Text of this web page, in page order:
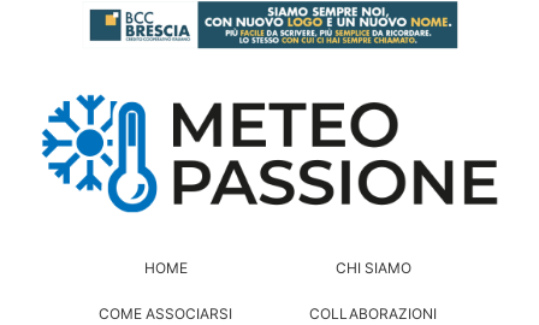
HOME CHI SIAMO
COME ASSOCIARSI COLLABORAZIONI